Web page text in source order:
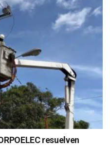
resuelven